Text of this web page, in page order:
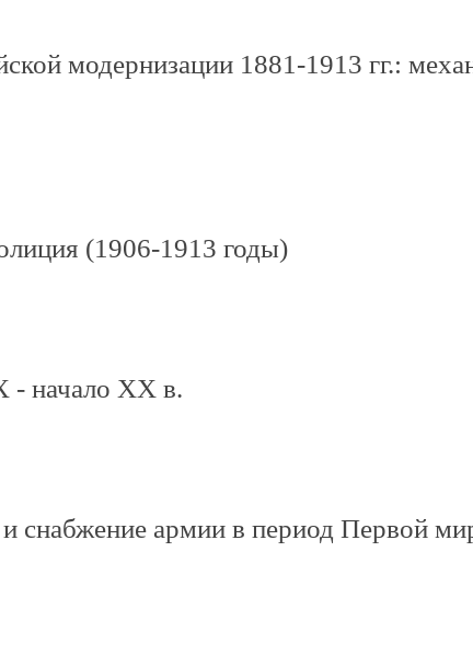
модернизации 1881-1913 гг.:
(1906-1913 годы)
- начало XX в.
снабжение армии в период Первой